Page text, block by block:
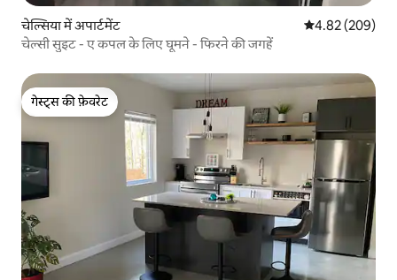
चेल्सिया में अपार्टमेंट औसत रेटिंग 5 में से
4.82 (209)
चेल्सी सुइट - ए कपल के लिए घूमने - फिरने की जगहें
गेस्ट्स की फ़ेवरेट
गेस्ट्स की फ़ेवरेट